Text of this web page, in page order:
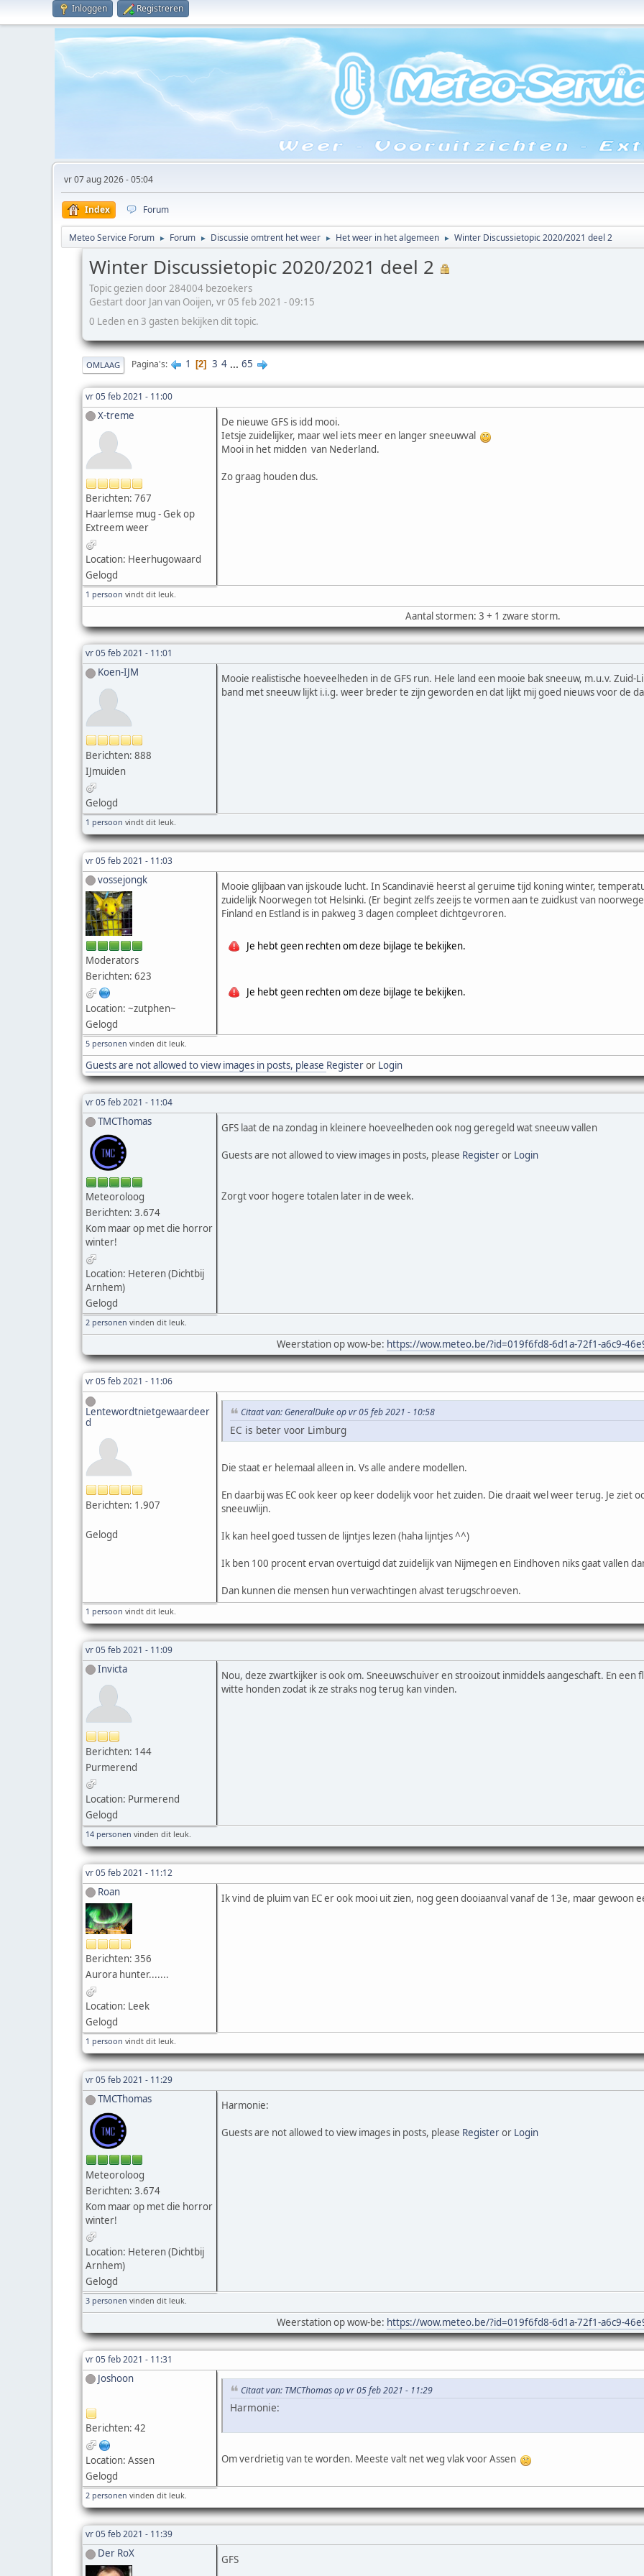
Inloggen Registreren
vr 07 aug 2026 - 05:04
Index Forum
Meteo Service Forum ► Forum ► Discussie omtrent het weer ► Het weer in het algemeen ► Winter Discussietopic 2020/2021 deel 2
Winter Discussietopic 2020/2021 deel 2
Topic gezien door 284004 bezoekers
Gestart door Jan van Ooijen, vr 05 feb 2021 - 09:15
0 Leden en 3 gasten bekijken dit topic.
OMLAAG Pagina's 1 2 3 4 ... 65
vr 05 feb 2021 - 11:00
X-treme
Berichten: 767
Haarlemse mug - Gek op
Extreem weer
Location: Heerhugowaard
Gelogd
De nieuwe GFS is idd mooi.
Ietsje zuidelijker, maar wel iets meer en langer sneeuwval
Mooi in het midden van Nederland.
Zo graag houden dus.
1 persoon vindt dit leuk.
Aantal stormen: 3 + 1 zware storm.
vr 05 feb 2021 - 11:01
Koen-IJM
Berichten: 888
IJmuiden
Gelogd
Mooie realistische hoeveelheden in de GFS run. Hele land een mooie bak sneeuw, m.u.v.
band met sneeuw lijkt i.i.g. weer breder te zijn geworden en dat lijkt mij goed nieuws voor de
1 persoon vindt dit leuk.
vr 05 feb 2021 - 11:03
vossejongk
Moderators
Berichten: 623
Location: ~zutphen~
Gelogd
Mooie glijbaan van ijskoude lucht. In Scandinavië heerst al geruime tijd koning winter,
zuidelijk Noorwegen tot Helsinki. (Er begint zelfs zeeijs te vormen aan te zuidkust van
Finland en Estland is in pakweg 3 dagen compleet dichtgevroren.
Je hebt geen rechten om deze bijlage te bekijken.
Je hebt geen rechten om deze bijlage te bekijken.
5 personen vinden dit leuk.
Guests are not allowed to view images in posts, please Registeror Login
vr 05 feb 2021 - 11:04
TMCThomas
Meteoroloog
Berichten: 3.674
Kom maar op met die horror
winter!
Location: Heteren (Dichtbij
Arnhem)
Gelogd
GFS laat de na zondag in kleinere hoeveelheden ook nog geregeld wat sneeuw vallen
Guests are not allowed to view images in posts, please Registeror Login
Zorgt voor hogere totalen later in de week.
2 personen vinden dit leuk.
Weerstation op wow-be: https://wow.meteo.be/?id=019f6fd8-6d1a-72f1-a6c9-
vr 05 feb 2021 - 11:06
Lentewordtnietgewaardeer
d
Berichten: 1.907
Gelogd
Citaat van: GeneralDuke op vr 05 feb 2021 - 10:58
EC is beter voor Limburg
Die staat er helemaal alleen in. Vs alle andere modellen.
En daarbij was EC ook keer op keer dodelijk voor het zuiden. Die draait wel weer terug. Je ziet
sneeuwlijn.
Ik kan heel goed tussen de lijntjes lezen (haha lijntjes ^^)
Ik ben 100 procent ervan overtuigd dat zuidelijk van Nijmegen en Eindhoven niks gaat vallen
Dan kunnen die mensen hun verwachtingen alvast terugschroeven.
1 persoon vindt dit leuk.
vr 05 feb 2021 - 11:09
Invicta
Berichten: 144
Purmerend
Location: Purmerend
Gelogd
Nou, deze zwartkijker is ook om. Sneeuwschuiver en strooizout inmiddels aangeschaft. En
witte honden zodat ik ze straks nog terug kan vinden.
14 personen vinden dit leuk.
vr 05 feb 2021 - 11:12
Roan
Berichten: 356
Aurora hunter.......
Location: Leek
Gelogd
Ik vind de pluim van EC er ook mooi uit zien, nog geen dooiaanval vanaf de 13e, maar gewoon
1 persoon vindt dit leuk.
vr 05 feb 2021 - 11:29
TMCThomas
Meteoroloog
Berichten: 3.674
Kom maar op met die horror
winter!
Location: Heteren (Dichtbij
Arnhem)
Gelogd
Harmonie:
Guests are not allowed to view images in posts, please Registeror Login
3 personen vinden dit leuk.
Weerstation op wow-be: https://wow.meteo.be/?id=019f6fd8-6d1a-72f1-a6c9-
vr 05 feb 2021 - 11:31
Joshoon
Berichten: 42
Location: Assen
Gelogd
Citaat van: TMCThomas op vr 05 feb 2021 - 11:29
Harmonie:
Om verdrietig van te worden. Meeste valt net weg vlak voor Assen
2 personen vinden dit leuk.
vr 05 feb 2021 - 11:39
Der RoX GFS